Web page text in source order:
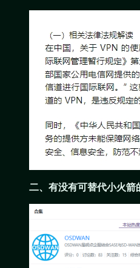
二、有没有可替代小火箭